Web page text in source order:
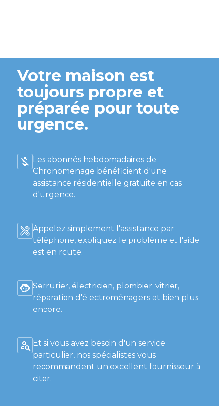
Votre maison est
toujours propre et
préparée pour toute
urgence.
Les abonnés hebdomadaires de
Chronomenage bénéficient d'une
assistance résidentielle gratuite en cas
d'urgence.
Appelez simplement l'assistance par
téléphone, expliquez le problème et l'aide
est en route.
Serrurier, électricien, plombier, vitrier,
réparation d'électroménagers et bien plus
encore.
Et si vous avez besoin d'un service
particulier, nos spécialistes vous
recommandent un excellent fournisseur à
citer.